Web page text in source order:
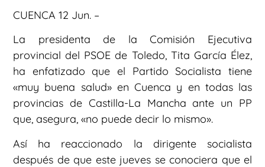
CUENCA 12 Jun. –
La presidenta de la Comisión Ejecutiva
provincial del PSOE de Toledo, Tita García Élez,
ha enfatizado que el Partido Socialista tiene
«muy buena salud» en Cuenca y en todas las
provincias de Castilla-La Mancha ante un PP
que, asegura, «no puede decir lo mismo».
Así ha reaccionado la dirigente socialista
después de que este jueves se conociera que el